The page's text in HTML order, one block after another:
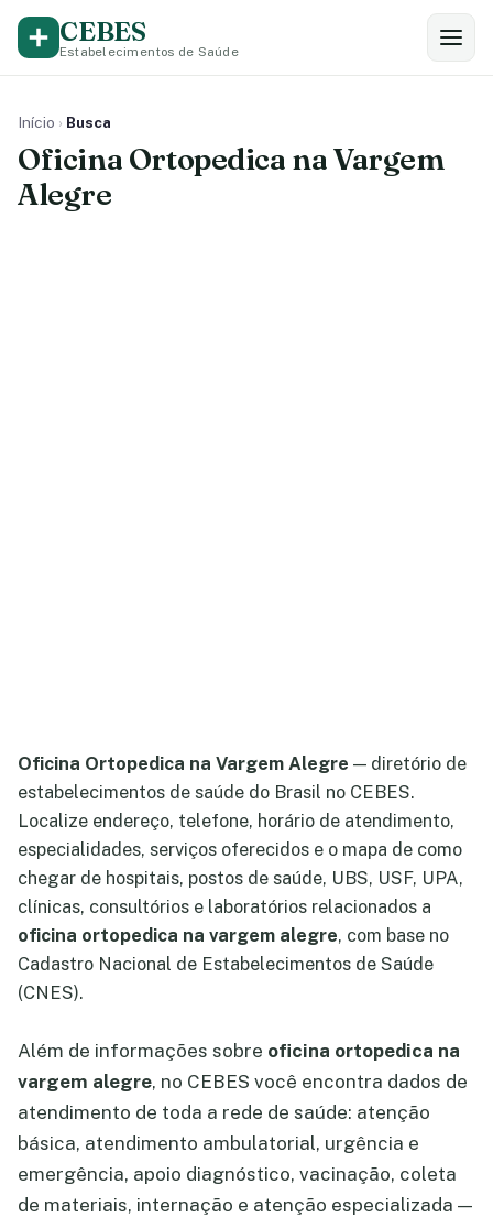
CEBES
Estabelecimentos de Saúde
Início › Busca
Oficina Ortopedica na Vargem
Alegre
Oficina Ortopedica na Vargem Alegre — diretório de
estabelecimentos de saúde do Brasil no CEBES.
Localize endereço, telefone, horário de atendimento,
especialidades, serviços oferecidos e o mapa de como
chegar de hospitais, postos de saúde, UBS, USF, UPA,
clínicas, consultórios e laboratórios relacionados a
oficina ortopedica na vargem alegre, com base no
Cadastro Nacional de Estabelecimentos de Saúde
(CNES).
Além de informações sobre oficina ortopedica na
vargem alegre, no CEBES você encontra dados de
atendimento de toda a rede de saúde: atenção
básica, atendimento ambulatorial, urgência e
emergência, apoio diagnóstico, vacinação, coleta
de materiais, internação e atenção especializada —